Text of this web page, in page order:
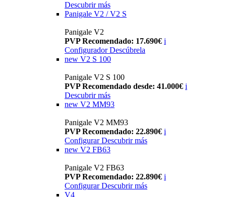
Descubrir más
Panigale V2 / V2 S
Panigale V2
PVP Recomendado: 17.690€ i
Configurador Descúbrela
new V2 S 100
Panigale V2 S 100
PVP Recomendado desde: 41.000€ i
Descubrir más
new V2 MM93
Panigale V2 MM93
PVP Recomendado: 22.890€ i
Configurar Descubrir más
new V2 FB63
Panigale V2 FB63
PVP Recomendado: 22.890€ i
Configurar Descubrir más
V4